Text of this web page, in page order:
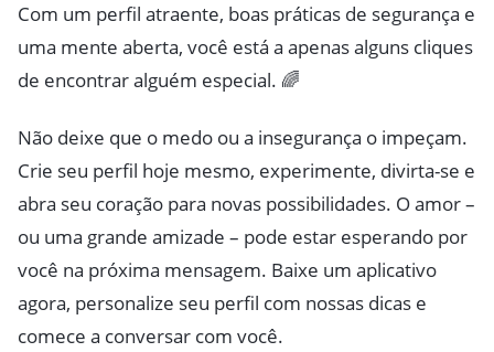
Com um perfil atraente, boas práticas de segurança e
uma mente aberta, você está a apenas alguns cliques
de encontrar alguém especial. 🌈
Não deixe que o medo ou a insegurança o impeçam.
Crie seu perfil hoje mesmo, experimente, divirta-se e
abra seu coração para novas possibilidades. O amor –
ou uma grande amizade – pode estar esperando por
você na próxima mensagem. Baixe um aplicativo
agora, personalize seu perfil com nossas dicas e
comece a conversar com você.